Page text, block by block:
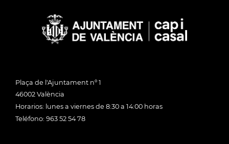
Plaça de l'Ajuntament nº 1
46002 València
Horarios: lunes a viernes de 8:30 a 14:00 horas
Teléfono: 963 52 54 78